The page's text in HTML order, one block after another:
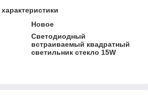
Новое
Светодиодный
встраиваемый квадратный
светильник стекло 15W